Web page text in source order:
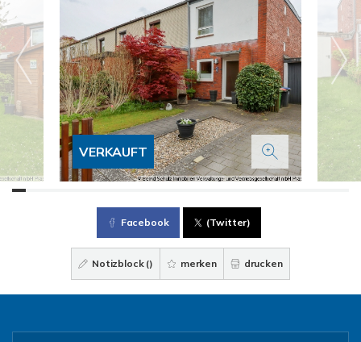
VERKAUFT
Facebook (Twitter)
Notizblock () merken drucken